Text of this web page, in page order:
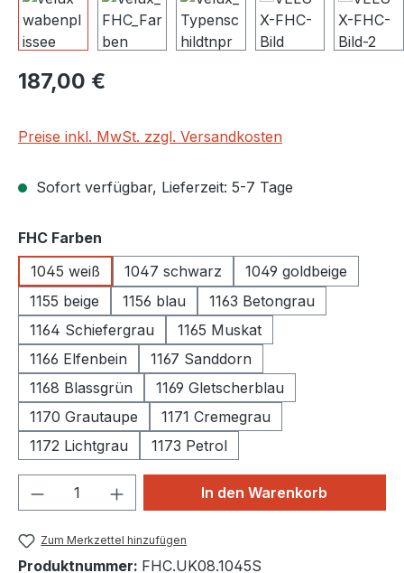
Regulärer Preis:
187,00 €
Preise inkl. MwSt. zzgl. Versandkosten
Sofort verfügbar, Lieferzeit: 5-7 Tage
FHC Farben
1045 weiß
1047 schwarz
1049 goldbeige
1155 beige
1156 blau
1163 Betongrau
1164 Schiefergrau
1165 Muskat
1166 Elfenbein
1167 Sanddorn
1168 Blassgrün
1169 Gletscherblau
1170 Grautaupe
1171 Cremegrau
1172 Lichtgrau
1173 Petrol
Produkt Anzahl: Gib denIn den Warenkorb
Zum Merkzettel hinzufügen
Produktnummer: FHC.UK08.1045S